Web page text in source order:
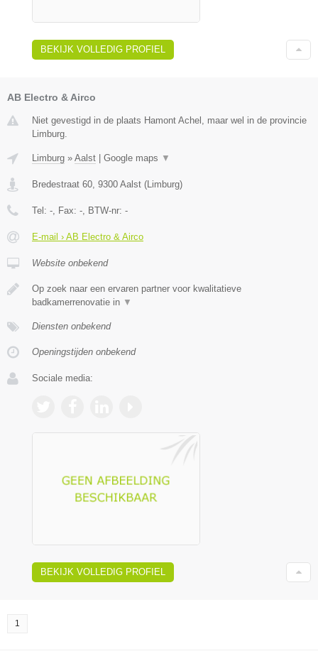
BEKIJK VOLLEDIG PROFIEL
AB Electro & Airco
Niet gevestigd in de plaats Hamont Achel, maar wel in de provincie
Limburg.
Limburg » Aalst Google maps ▼
Bredestraat 60, 9300 Aalst (Limburg)
Tel: -, Fax: -, BTW-nr: -
E-mail › AB Electro & Airco
Website onbekend
Op zoek naar een ervaren partner voor kwalitatieve
badkamerrenovatie in ▼
Diensten onbekend
Openingstijden onbekend
Sociale media:
BEKIJK VOLLEDIG PROFIEL
1